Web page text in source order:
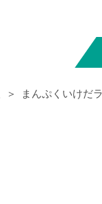
まんぷくいけだ